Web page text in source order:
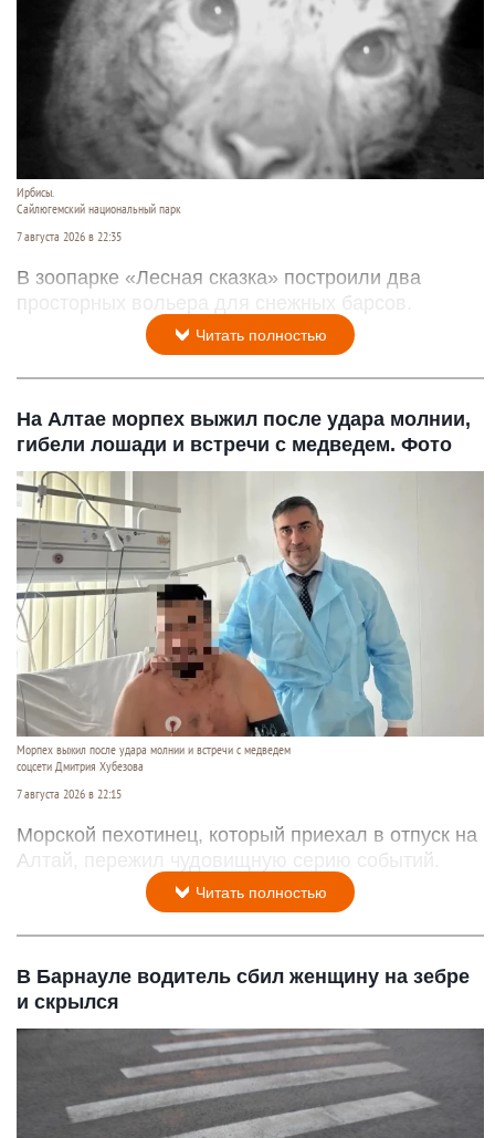
Ирбисы.
Сайлюгемский национальный парк
7 августа 2026 в 22:35
В зоопарке «Лесная сказка» построили два
просторных вольера для снежных барсов.
Читать полностью
На Алтае морпех выжил после удара молнии,
гибели лошади и встречи с медведем. Фото
Морпех выжил после удара молнии и встречи с медведем
соцсети Дмитрия Хубезова
7 августа 2026 в 22:15
Морской пехотинец, который приехал в отпуск на
Алтай, пережил чудовищную серию событий.
Читать полностью
В Барнауле водитель сбил женщину на зебре
и скрылся